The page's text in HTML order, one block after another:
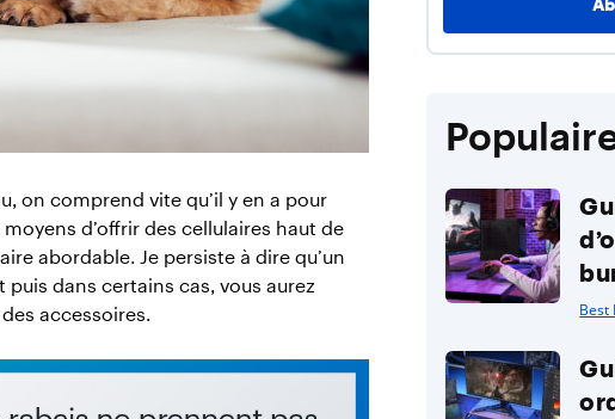
on comprend vite qu’il y en a pour
d’offrir des cellulaires haut de
abordable. Je persiste à dire qu’un
dans certains cas, vous aurez
accessoires.
Best